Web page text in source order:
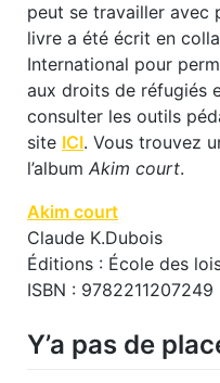
peut se travailler avec
livre a été écrit en
International pour
aux droits de réfugiés
consulter les outils
site ICI. Vous trouvez
l’album Akim court.
Akim court
Claude K.Dubois
Éditions : École des
ISBN : 9782211207249
Y’a pas de